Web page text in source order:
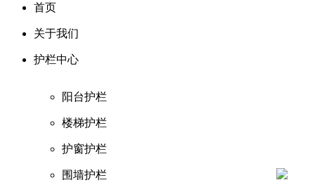
首页
关于我们
护栏中心
阳台护栏
楼梯护栏
护窗护栏
围墙护栏